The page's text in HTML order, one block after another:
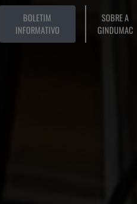
BOLETIM
INFORMATIVO
SOBRE A
GINDUMAC